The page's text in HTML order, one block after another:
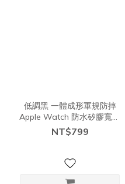
低調黑 一體成形軍規防摔
Apple Watch 防水矽膠寬版
錶帶
NT$799